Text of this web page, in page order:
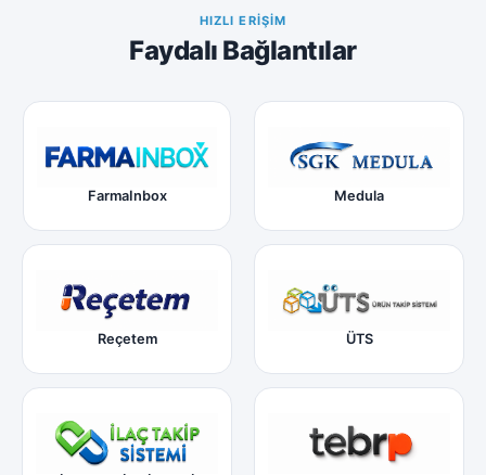
HIZLI ERIŞIM
Faydalı Bağlantılar
FarmaInbox Medula
Reçetem ÜTS